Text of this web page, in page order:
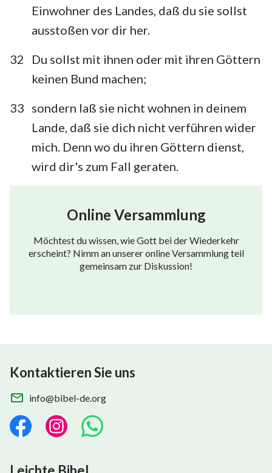
Einwohner des Landes, daß du sie sollst
ausstoßen vor dir her.
32
Du sollst mit ihnen oder mit ihren Göttern
keinen Bund machen;
33 sondern laß sie nicht wohnen in deinem
Lande, daß sie dich nicht verführen wider
mich. Denn wo du ihren Göttern dienst,
wird dir's zum Fall geraten.
Online Versammlung
Möchtest du wissen, wie Gott bei der Wiederkehr
erscheint? Nimm an unserer online Versammlung teil
gemeinsam zur Diskussion!
Kontaktieren Sie uns
info@bibel-de.org